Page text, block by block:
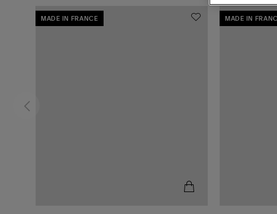
MADE IN FRANCE MADE IN